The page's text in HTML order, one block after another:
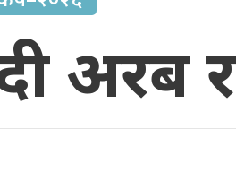
अरब र